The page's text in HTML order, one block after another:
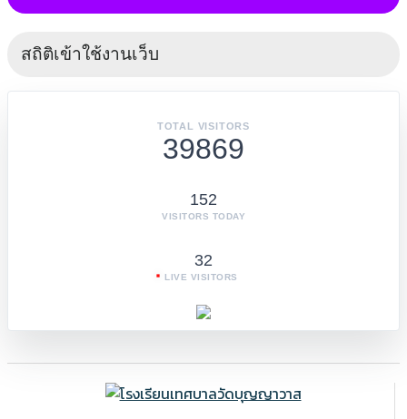
สถิติเข้าใช้งานเว็บ
TOTAL VISITORS
39869
152
VISITORS TODAY
32
LIVE VISITORS